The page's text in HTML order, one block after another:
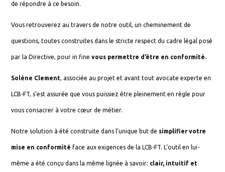
de répondre à ce besoin.
Vous retrouverez au travers de notre outil, un cheminement de
questions, toutes construites dans le stricte respect du cadre légal posé
par la Directive, pour in finevous permettre d’être en conformité.
Solène Clement, associée au projet et avant tout avocate experte en
LCB-FT, s’est assurée que vous puissiez être pleinement en règle pour
vous consacrer à votre cœur de métier.
Notre solution à été construite dans l’unique but de simplifier votre
mise en conformité face aux exigences de la LCB-FT. L’outil en lui-
même a été conçu dans la même lignée à savoir: clair, intuitif et